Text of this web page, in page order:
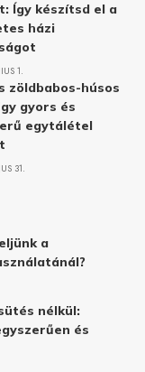
Így készítsd el a
házi
1.
zöldbabos-húsos
gyors és
egytálétel
31.
a
nélkül:
és